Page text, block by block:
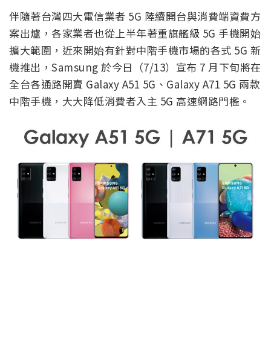
伴隨著台灣四大電信業者 5G 陸續開台與消費端資費方
案出爐，各家業者也從上半年著重旗艦級 5G 手機開始
擴大範圍，近來開始有針對中階手機市場的各式 5G 新
機推出，Samsung 於今日（7/13）宣布 7 月下旬將在
全台各通路開賣 Galaxy A51 5G、Galaxy A71 5G 兩款
中階手機，大大降低消費者入主 5G 高速網路門檻。